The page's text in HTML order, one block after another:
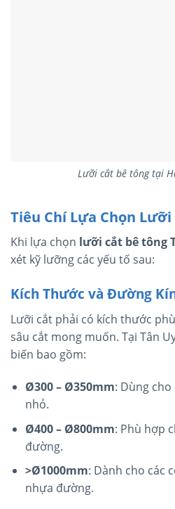
Lưỡi cắt bê tông tại
Tiêu Chí Lựa Chọn Lưỡi
Khi lựa chọn lưỡi cắt bê tông
xét kỹ lưỡng các yếu tố sau:
Kích Thước và Đường
Lưỡi cắt phải có kích thước
sâu cắt mong muốn. Tại Tân
biến bao gồm:
Ø300 – Ø350mm: Dùng
nhỏ.
Ø400 – Ø800mm: Phù hợp
đường.
>Ø1000mm: Dành cho các
nhựa đường.